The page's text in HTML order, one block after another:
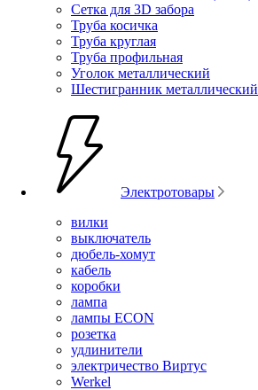
Сетка для 3D забора
Труба косичка
Труба круглая
Труба профильная
Уголок металлический
Шестигранник металлический
Электротовары
вилки
выключатель
дюбель-хомут
кабель
коробки
лампа
лампы ECON
розетка
удлинители
электричество Виртус
Werkel